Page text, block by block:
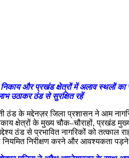
निकाय और प्रखंड क्षेत्रों में अलाव स्थलों
उठाकर ठंड से सुरक्षित रहें
ठंड के मद्देनज़र जिला प्रशासन ने आम
क्षेत्रों के मुख्य चौक–चौराहों, प्रखंड
ठंड से प्रभावित नागरिकों को
नियमित निरीक्षण करने और आवश्यकता